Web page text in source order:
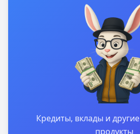
Кредиты, вклады и
продукты